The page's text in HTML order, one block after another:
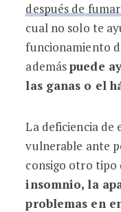
después de
cual no solo te
funcionamiento
ademáspuede
las ganas o el
La deficiencia de
vulnerable ante
consigo otro tipo
insomnio, la
problemas en